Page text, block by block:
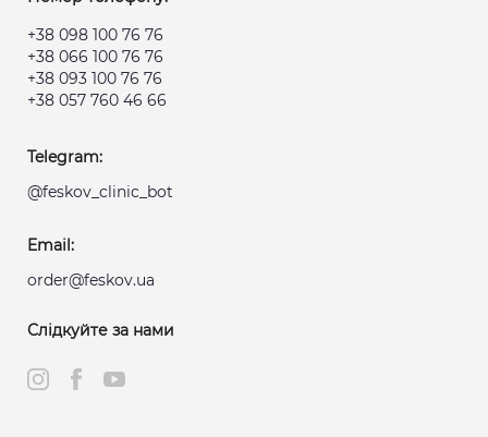
+38 098 100 76 76
+38 066 100 76 76
+38 093 100 76 76
+38 057 760 46 66
Telegram:
@feskov_clinic_bot
Email:
order@feskov.ua
Слідкуйте за нами